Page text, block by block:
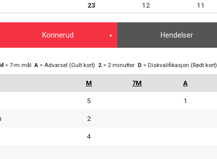
23 12 11
Konnerud Hendelser
5 1
2
4
= 7-m mål A= Advarsel (Gult kort) 2= 2 minutter D = Diskvalifikasjon (Rødt kort)